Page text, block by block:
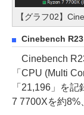
【グラフ02】
Cinebench R23
Cinebench
「CPU (Multi
「21,196」を
7 7700Xを約8%